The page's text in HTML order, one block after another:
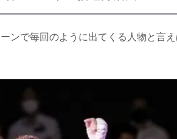
ンで毎回のように出てくる人物と言